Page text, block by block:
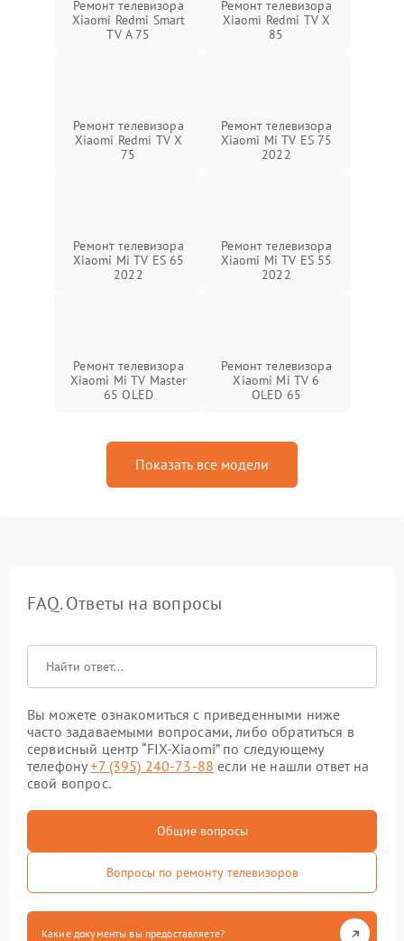
Ремонт телевизора
Xiaomi Redmi Smart
TV A 75
Ремонт телевизора
Xiaomi Redmi TV X
85
Ремонт телевизора
Xiaomi Redmi TV X
75
Ремонт телевизора
Xiaomi Mi TV ES 75
2022
Ремонт телевизора
Xiaomi Mi TV ES 65
2022
Ремонт телевизора
Xiaomi Mi TV ES 55
2022
Ремонт телевизора
Xiaomi Mi TV Master
65 OLED
Ремонт телевизора
Xiaomi Mi TV 6
OLED 65
Показать все модели
FAQ. Ответы на вопросы
Вы можете ознакомиться с приведенными ниже
часто задаваемыми вопросами, либо обратиться в
сервисный центр “FIX-Xiaomi” по следующему
телефону+7 (395) 240-73-88 если не нашли ответ на
свой вопрос.
Общие вопросы
Вопросы по ремонту телевизоров
Какие документы вы предоставляете?